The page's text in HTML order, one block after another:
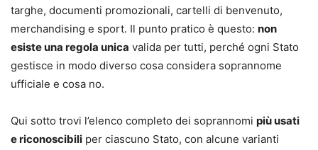
targhe, documenti promozionali, cartelli di benvenuto,
merchandising e sport. Il punto pratico è questo: non
esiste una regola unica valida per tutti, perché ogni Stato
gestisce in modo diverso cosa considera soprannome
ufficiale e cosa no.
Qui sotto trovi l’elenco completo dei soprannomi più usati
e riconoscibili per ciascuno Stato, con alcune varianti